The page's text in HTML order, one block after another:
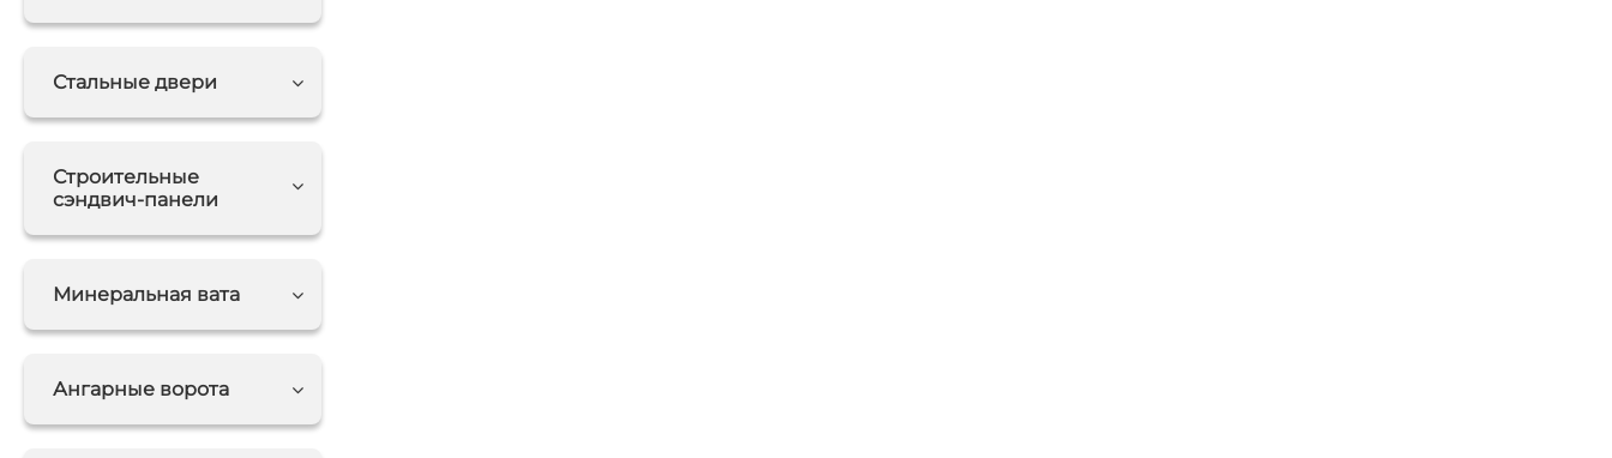
Стальные двери
Строительные
сэндвич-панели
Минеральная вата
Ангарные ворота